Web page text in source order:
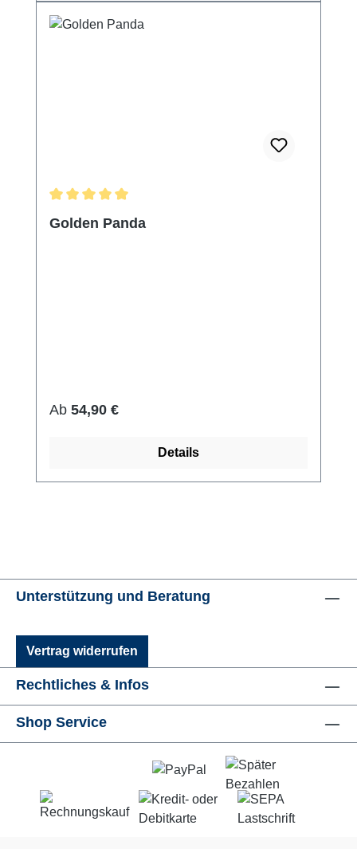
Golden Panda
Regulärer Preis:
Ab 54,90 €
Details
Unterstützung und Beratung
Vertrag widerrufen
Rechtliches & Infos
Shop Service